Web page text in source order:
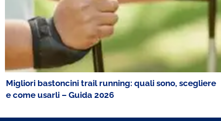
Migliori bastoncini trail running: quali sono, scegliere
e come usarli – Guida 2026